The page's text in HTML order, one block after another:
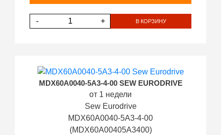
- + В КОРЗИНУ
MDX60A0040-5A3-4-00 SEW EURODRIVE
от 1 недели
Sew Eurodrive
MDX60A0040-5A3-4-00
(MDX60A00405A3400)